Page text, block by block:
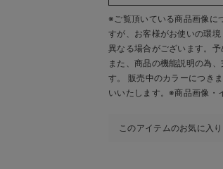
※ご覧頂いている商品画像に
すが、 お客様がお使いの環
異なる場合がございます。予
また、商品の機能説明の為
す。 販売中のカラーにつき
いいたします。 ※商品画像・
このアイテムのお気に入